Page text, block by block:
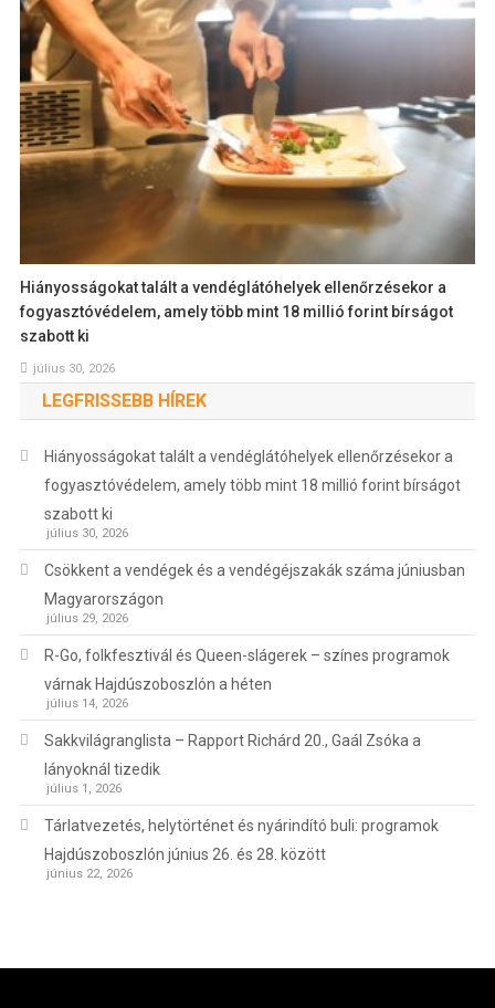
Hiányosságokat talált a vendéglátóhelyek ellenőrzésekor a
fogyasztóvédelem, amely több mint 18 millió forint bírságot
szabott ki
július 30, 2026
LEGFRISSEBB HÍREK
Hiányosságokat talált a vendéglátóhelyek ellenőrzésekor a
fogyasztóvédelem, amely több mint 18 millió forint bírságot
szabott ki
július 30, 2026
Csökkent a vendégek és a vendégéjszakák száma júniusban
Magyarországon
július 29, 2026
R-Go, folkfesztivál és Queen-slágerek – színes programok
várnak Hajdúszoboszlón a héten
július 14, 2026
Sakkvilágranglista – Rapport Richárd 20., Gaál Zsóka a
lányoknál tizedik
július 1, 2026
Tárlatvezetés, helytörténet és nyárindító buli: programok
Hajdúszoboszlón június 26. és 28. között
június 22, 2026